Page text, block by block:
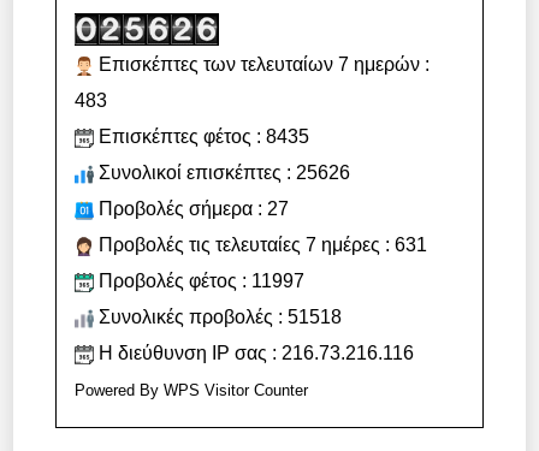
Επισκέπτες των τελευταίων 7 ημερών :
483
Επισκέπτες φέτος : 8435
Συνολικοί επισκέπτες : 25626
Προβολές σήμερα : 27
Προβολές τις τελευταίες 7 ημέρες : 631
Προβολές φέτος : 11997
Συνολικές προβολές : 51518
Η διεύθυνση IP σας : 216.73.216.116
Powered ByWPS Visitor Counter